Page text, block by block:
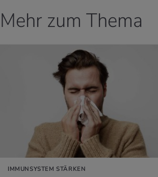
Mehr zum Thema
IMMUNSYSTEM STÄRKEN